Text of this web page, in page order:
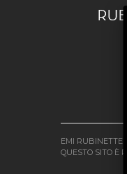
EMI
QUESTO SITO È